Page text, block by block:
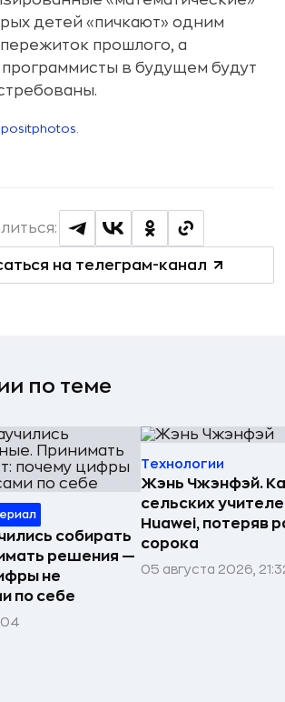
детей «пичкают» одним
прошлого, а
в будущем будут
на телеграм-канал
по теме
собирать
решения —
не
по себе
Технологии
Жэнь Чжэнфэй.
сельских
Huawei, потеряв
сорока
05 августа 2026,